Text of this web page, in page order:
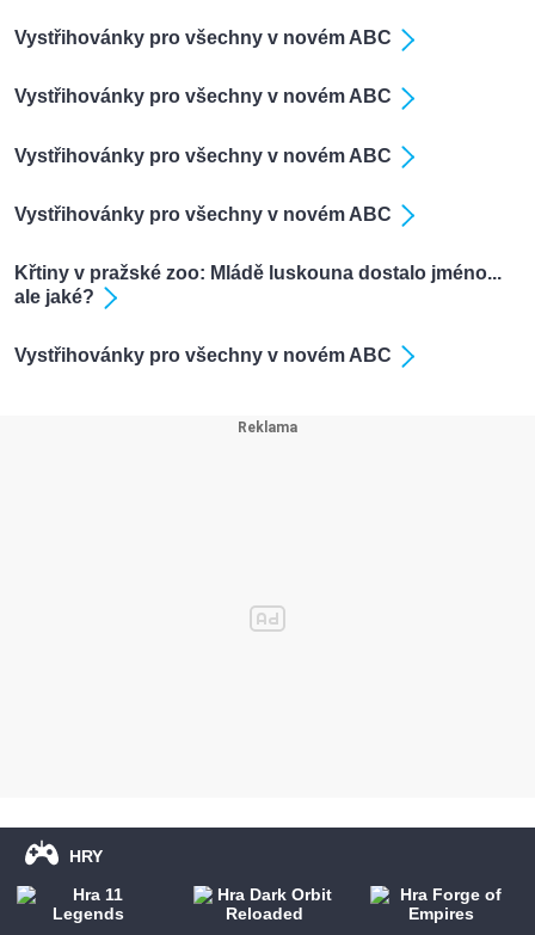
Vystřihovánky pro všechny v novém ABC
Vystřihovánky pro všechny v novém ABC
Vystřihovánky pro všechny v novém ABC
Vystřihovánky pro všechny v novém ABC
Křtiny v pražské zoo: Mládě luskouna dostalo jméno...
ale jaké?
Vystřihovánky pro všechny v novém ABC
HRY